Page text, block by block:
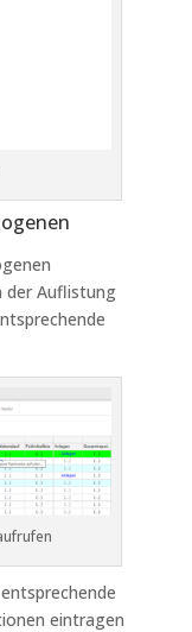
der Auflistung
eintragen